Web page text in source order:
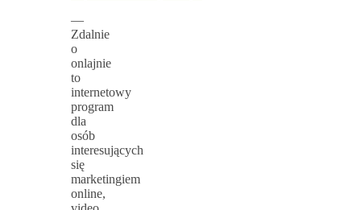
—
Zdalnie
o
onlajnie
to
internetowy
program
dla
osób
interesujących
się
marketingiem
online,